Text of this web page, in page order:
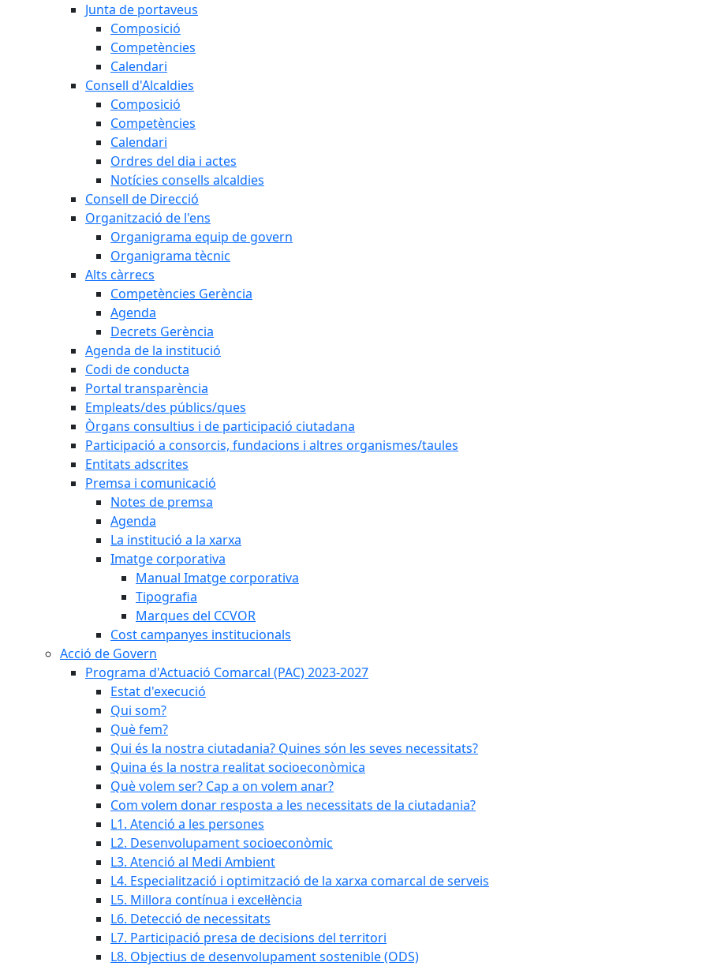
Junta de portaveus
Composició
Competències
Calendari
Consell d'Alcaldies
Composició
Competències
Calendari
Ordres del dia i actes
Notícies consells alcaldies
Consell de Direcció
Organització de l'ens
Organigrama equip de govern
Organigrama tècnic
Alts càrrecs
Competències Gerència
Agenda
Decrets Gerència
Agenda de la institució
Codi de conducta
Portal transparència
Empleats/des públics/ques
Òrgans consultius i de participació ciutadana
Participació a consorcis, fundacions i altres organismes/taules
Entitats adscrites
Premsa i comunicació
Notes de premsa
Agenda
La institució a la xarxa
Imatge corporativa
Manual Imatge corporativa
Tipografia
Marques del CCVOR
Cost campanyes institucionals
Acció de Govern
Programa d'Actuació Comarcal (PAC) 2023-2027
Estat d'execució
Qui som?
Què fem?
Qui és la nostra ciutadania? Quines són les seves necessitats?
Quina és la nostra realitat socioeconòmica
Què volem ser? Cap a on volem anar?
Com volem donar resposta a les necessitats de la ciutadania?
L1. Atenció a les persones
L2. Desenvolupament socioeconòmic
L3. Atenció al Medi Ambient
L4. Especialització i optimització de la xarxa comarcal de serveis
L5. Millora contínua i excel·lència
L6. Detecció de necessitats
L7. Participació presa de decisions del territori
L8. Objectius de desenvolupament sostenible (ODS)